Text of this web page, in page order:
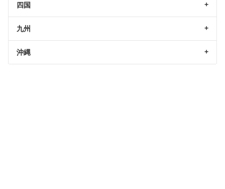
四国
九州
沖縄